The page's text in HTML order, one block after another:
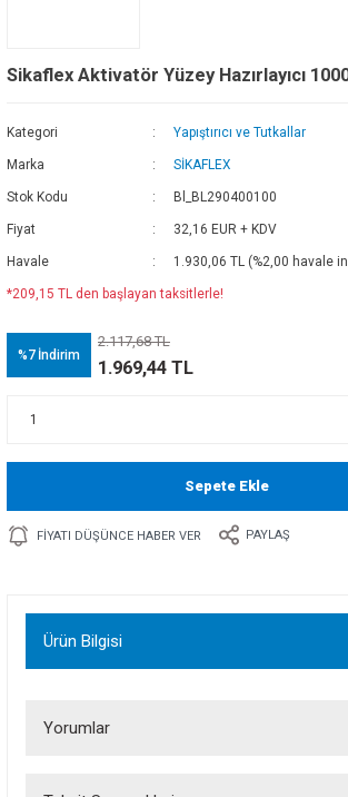
Sikaflex Aktivatör Yüzey Hazırlayıcı
Kategori Yapıştırıcı ve Tutkallar
Marka SİKAFLEX
Stok Kodu Bl_BL290400100
Fiyat 32,16 EUR + KDV
Havale 1.930,06 TL (%2,00 havale
*209,15 TL den başlayan taksitlerle!
%7 İndirim
2.117,68 TL
1.969,44 TL
Sepete Ekle
FIYATI DÜŞÜNCE HABER VER PAYLAŞ
Ürün Bilgisi
Yorumlar